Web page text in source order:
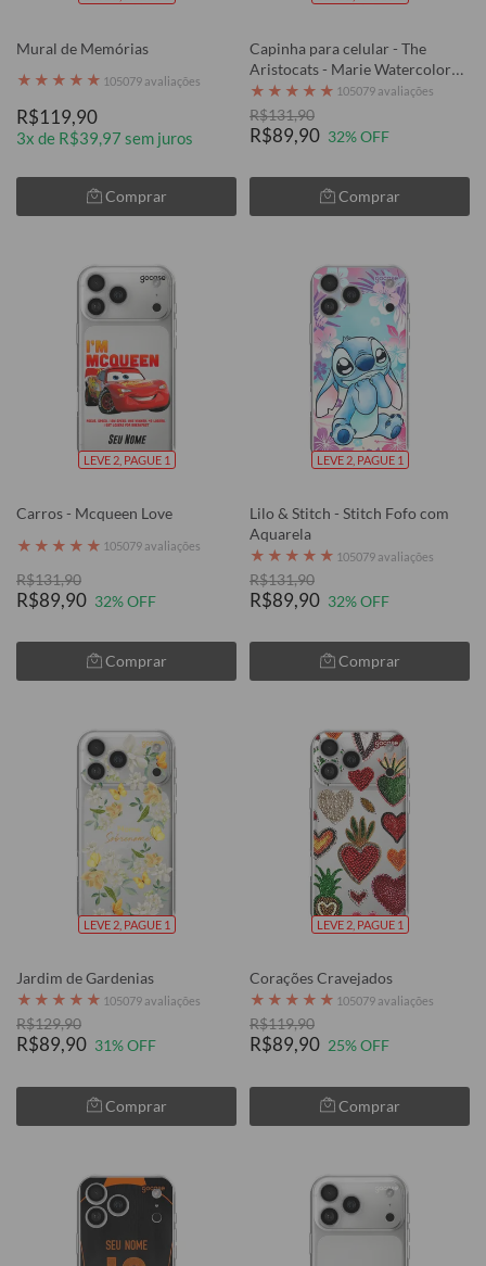
Mural de Memórias
★ ★ ★ ★ ★ 105079 avaliações
R$119,90
3x de R$39,97 sem juros
Comprar
Capinha para celular - The
Aristocats - Marie Watercolor
Nature
★ ★ ★ ★ ★ 105079 avaliações
R$131,90
R$89,90 32% OFF
Comprar
LEVE 2, PAGUE 1
Carros - Mcqueen Love
★ ★ ★ ★ ★ 105079 avaliações
R$131,90
R$89,90 32% OFF
Comprar
LEVE 2, PAGUE 1
Lilo & Stitch - Stitch Fofo com
Aquarela
★ ★ ★ ★ ★ 105079 avaliações
R$131,90
R$89,90 32% OFF
Comprar
LEVE 2, PAGUE 1
Jardim de Gardenias
★ ★ ★ ★ ★ 105079 avaliações
R$129,90
R$89,90 31% OFF
Comprar
LEVE 2, PAGUE 1
Corações Cravejados
★ ★ ★ ★ ★ 105079 avaliações
R$119,90
R$89,90 25% OFF
Comprar